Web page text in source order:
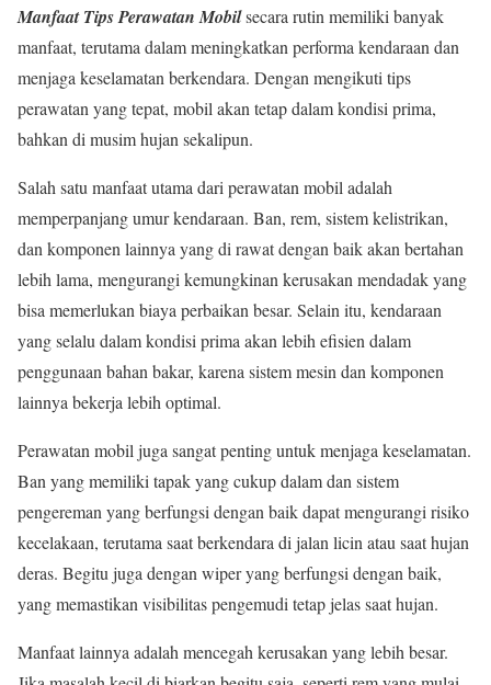
Manfaat Tips Perawatan Mobilsecara rutin memiliki banyak
manfaat, terutama dalam meningkatkan performa kendaraan dan
menjaga keselamatan berkendara. Dengan mengikuti tips
perawatan yang tepat, mobil akan tetap dalam kondisi prima,
bahkan di musim hujan sekalipun.
Salah satu manfaat utama dari perawatan mobil adalah
memperpanjang umur kendaraan. Ban, rem, sistem kelistrikan,
dan komponen lainnya yang di rawat dengan baik akan bertahan
lebih lama, mengurangi kemungkinan kerusakan mendadak yang
bisa memerlukan biaya perbaikan besar. Selain itu, kendaraan
yang selalu dalam kondisi prima akan lebih efisien dalam
penggunaan bahan bakar, karena sistem mesin dan komponen
lainnya bekerja lebih optimal.
Perawatan mobil juga sangat penting untuk menjaga keselamatan.
Ban yang memiliki tapak yang cukup dalam dan sistem
pengereman yang berfungsi dengan baik dapat mengurangi risiko
kecelakaan, terutama saat berkendara di jalan licin atau saat hujan
deras. Begitu juga dengan wiper yang berfungsi dengan baik,
yang memastikan visibilitas pengemudi tetap jelas saat hujan.
Manfaat lainnya adalah mencegah kerusakan yang lebih besar.